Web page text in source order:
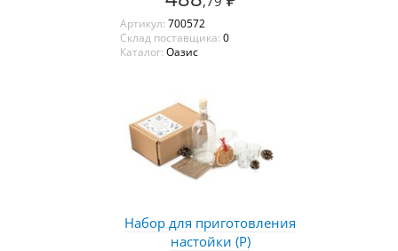
Артикул: 700572
Склад поставщика: 0
Каталог: Оазис
Набор для приготовления
настойки (Р)